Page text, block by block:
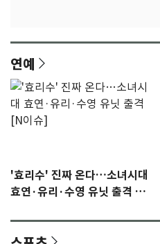
연예
'효리수' 진짜 온다…소녀시대
효연·유리·수영 유닛 출격 [N